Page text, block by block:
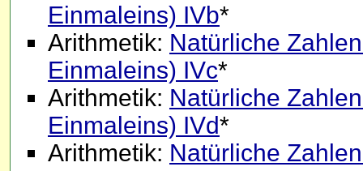
Einmaleins) IVb*
Arithmetik: Natürliche
Einmaleins) IVc*
Arithmetik: Natürliche
Einmaleins) IVd*
Arithmetik: Natürliche